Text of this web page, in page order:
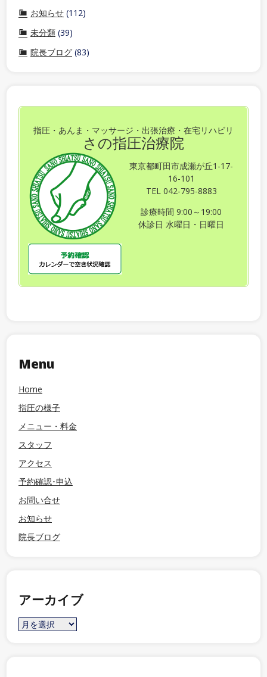
お知らせ (112)
未分類 (39)
院長ブログ (83)
指圧・あんま・マッサージ・出張治療・在宅リハビリ
さの指圧治療院
東京都町田市成瀬が丘1-17-
16-101
TEL 042-795-8883
診療時間 9:00～19:00
休診日 水曜日・日曜日
Menu
Home
指圧の様子
メニュー・料金
スタッフ
アクセス
予約確認･申込
お問い合せ
お知らせ
院長ブログ
アーカイブ